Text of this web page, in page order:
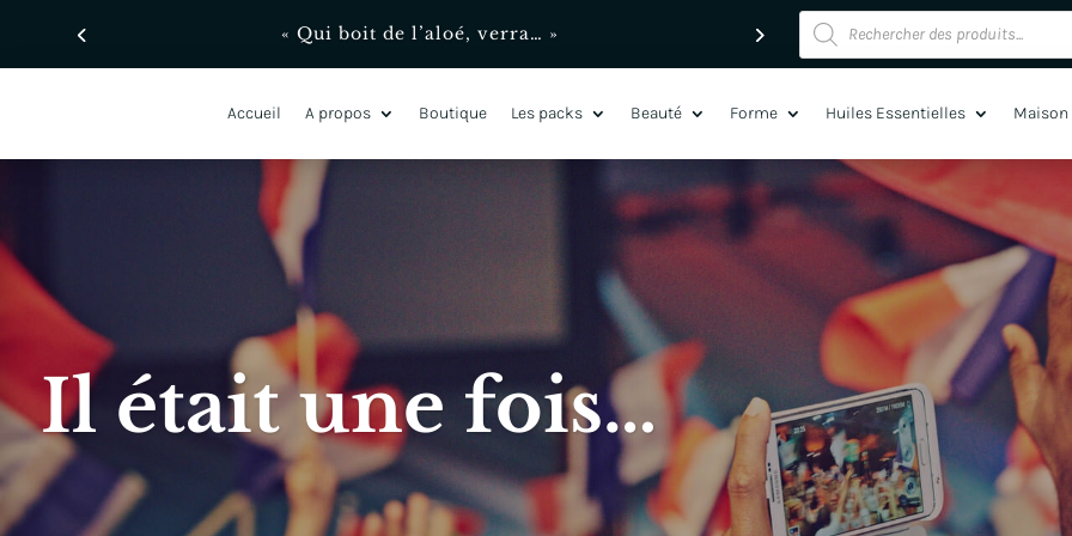
Recherche
de
produits
Accueil A propos Boutique Les packs Beauté Forme Huiles Essentielles Maison
Il était une fois…